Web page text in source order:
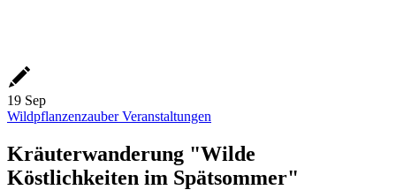
19 Sep
Wildpflanzenzauber Veranstaltungen
Kräuterwanderung "Wilde
Köstlichkeiten im Spätsommer"